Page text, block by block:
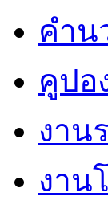
คำน
คูปอ
งาน
งาน